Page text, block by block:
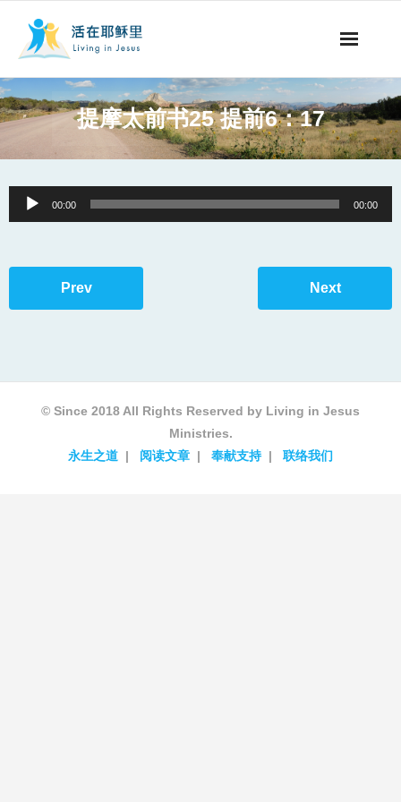
事工概要
阅读文章
提摩太前书25 提前6：17
Audio
Player
00:00 00:00
Prev Next
© Since 2018 All Rights Reserved by Living in Jesus
Ministries.
永生之道
阅读文章 奉献支持 联络我们